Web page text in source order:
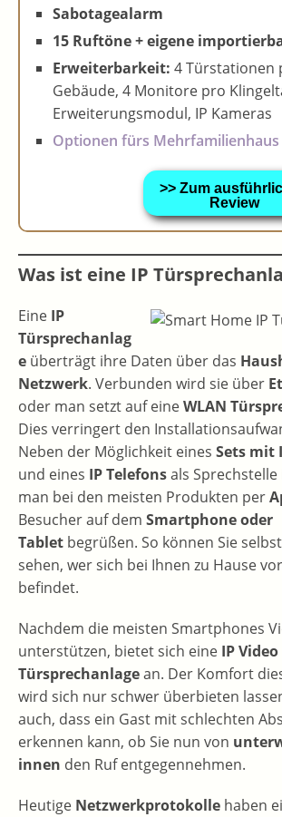
Sabotagealarm
15 Ruftöne + eigene
Erweiterbarkeit: 4 Türstationen
Gebäude, 4 Monitore pro
Erweiterungsmodul, IP Kameras
Optionen fürs Mehrfamilienhaus
>> Zum
Review
Was ist eine IP
Eine IP
Türsprechanlag
e überträgt ihre Daten über das
Netzwerk. Verbunden wird sie über
oder man setzt auf eineWLAN
Dies verringert den
Neben der Möglichkeit eines Sets mit
und eines IP Telefonsals
man bei den meisten Produkten per
Besucher auf dem Smartphone oder
Tablet begrüßen. So können Sie
sehen, wer sich bei Ihnen zu Hause
befindet.
Nachdem die meisten Smartphones
unterstützen, bietet sich eine IP Video
Türsprechanlagean. Der Komfort
wird sich nur schwer überbieten
auch, dass ein Gast mit schlechten
erkennen kann, ob Sie nun von
innen den Ruf entgegennehmen.
Heutige Netzwerkprotokolle haben